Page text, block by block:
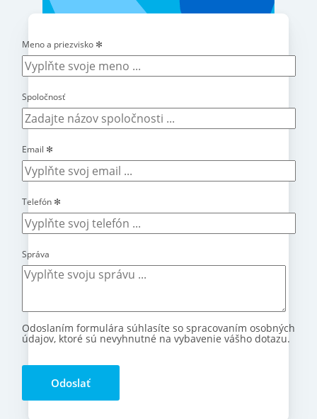
Meno a priezvisko ✻
Spoločnosť
Email ✻
Telefón ✻
Správa
Odoslaním formulára súhlasíte so spracovaním osobných
údajov, ktoré sú nevyhnutné na vybavenie vášho dotazu.